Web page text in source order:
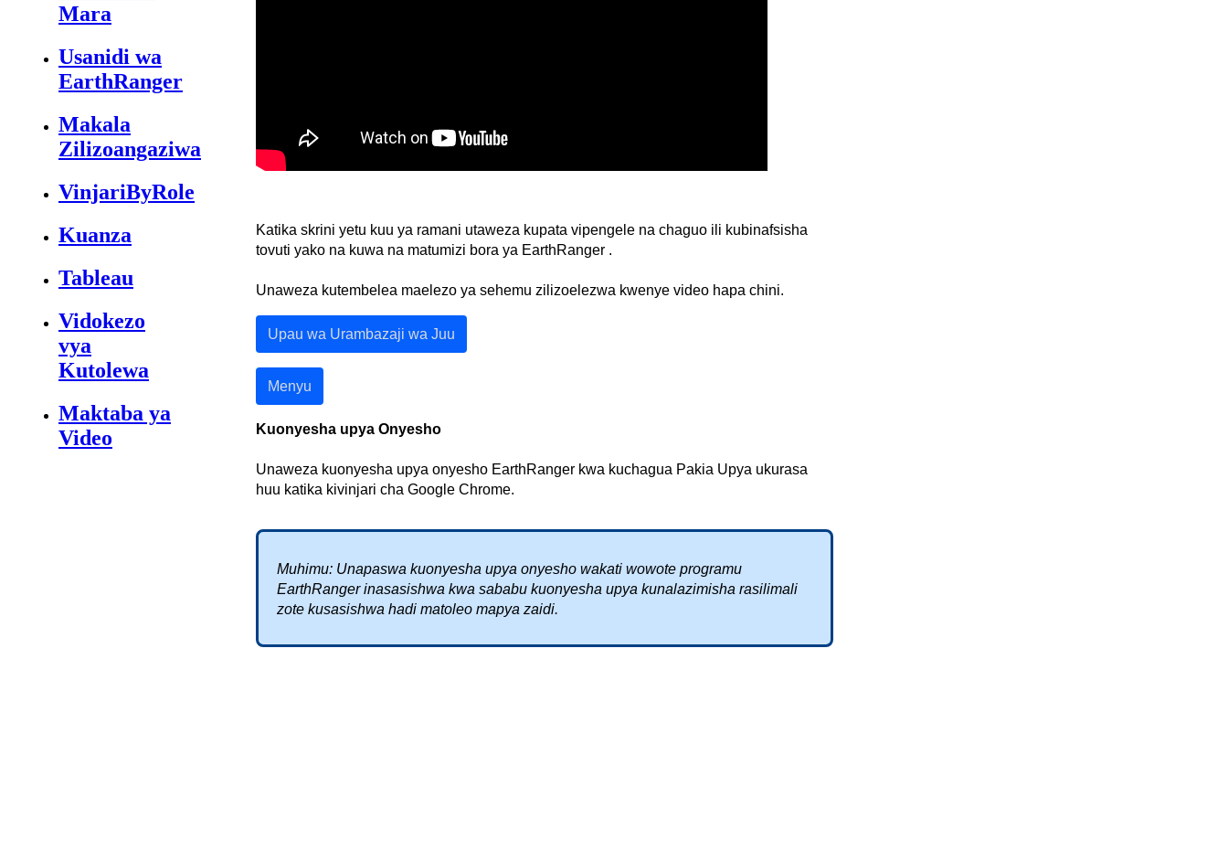
Mara
Usanidi wa
EarthRanger
Makala
Zilizoangaziwa
VinjariByRole
Kuanza
Tableau
Vidokezo
vya
Kutolewa
Maktaba ya
Video
Katika skrini yetu kuu ya ramani utaweza kupata vipengele na chaguo ili kubinafsisha
tovuti yako na kuwa na matumizi bora ya EarthRanger .
Unaweza kutembelea maelezo ya sehemu zilizoelezwa kwenye video hapa chini.
Upau wa Urambazaji wa Juu
Menyu
Kuonyesha upya Onyesho
Unaweza kuonyesha upya onyesho EarthRanger kwa kuchagua Pakia Upya ukurasa
huu katika kivinjari cha Google Chrome.
Muhimu: Unapaswa kuonyesha upya onyesho wakati wowote programu
EarthRanger inasasishwa kwa sababu kuonyesha upya kunalazimisha rasilimali
zote kusasishwa hadi matoleo mapya zaidi.